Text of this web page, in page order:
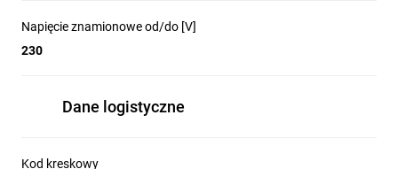
Napięcie znamionowe od/do [V]
230
Dane logistyczne
Kod kreskowy